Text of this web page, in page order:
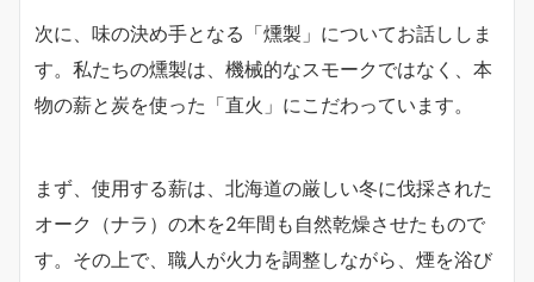
次に、味の決め手となる「燻製」についてお話ししま
す。私たちの燻製は、機械的なスモークではなく、本
物の薪と炭を使った「直火」にこだわっています。
まず、使用する薪は、北海道の厳しい冬に伐採された
オーク（ナラ）の木を2年間も自然乾燥させたもので
す。その上で、職人が火力を調整しながら、煙を浴び